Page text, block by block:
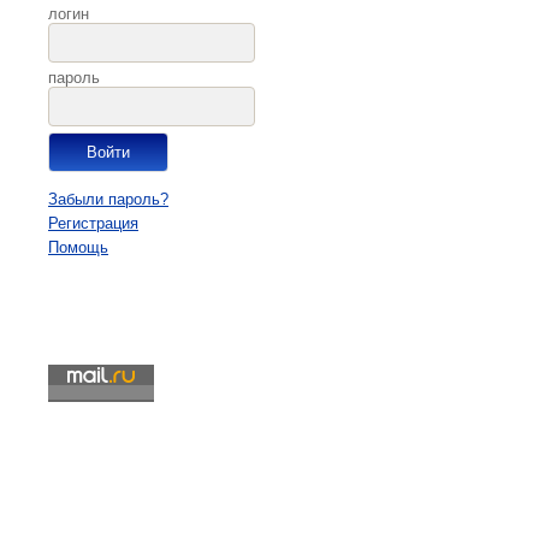
логин
пароль
Забыли пароль?
Регистрация
Помощь